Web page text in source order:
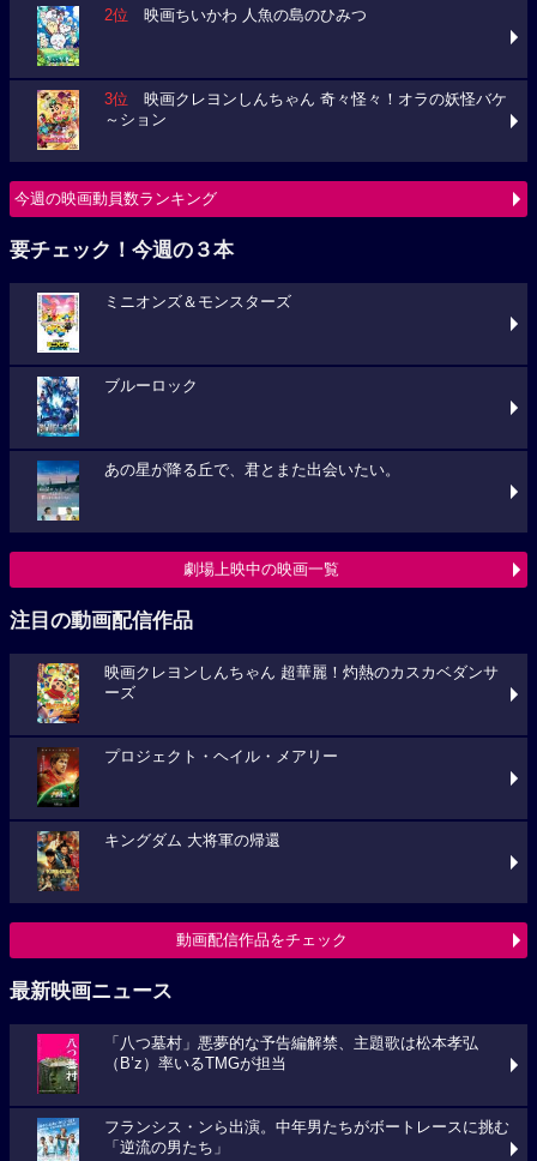
2位 映画ちいかわ 人魚の島のひみつ
3位 映画クレヨンしんちゃん 奇々怪々！オラの妖怪バケ
～ション
今週の映画動員数ランキング
要チェック！今週の３本
ミニオンズ＆モンスターズ
ブルーロック
あの星が降る丘で、君とまた出会いたい。
劇場上映中の映画一覧
注目の動画配信作品
映画クレヨンしんちゃん 超華麗！灼熱のカスカベダンサ
ーズ
プロジェクト・ヘイル・メアリー
キングダム 大将軍の帰還
動画配信作品をチェック
最新映画ニュース
「八つ墓村」悪夢的な予告編解禁、主題歌は松本孝弘
（B’z）率いるTMGが担当
フランシス・ンら出演。中年男たちがボートレースに挑む
「逆流の男たち」